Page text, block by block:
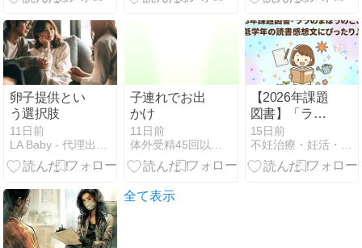
卵子提供とい
う選択肢
11日前
子連れでお出
かけ
11日前
【2026年課題
図書】「ララ
のまほうのこ
とば」は女の
子にぴったり‼️
15日前
全て表示